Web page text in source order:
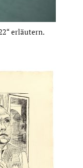
erläutern.